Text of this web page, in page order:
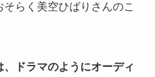
らく美空ひばりさんのこ
ドラマのようにオーディ